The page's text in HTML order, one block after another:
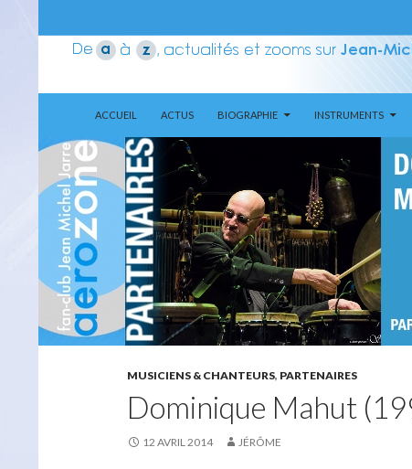
Aerozone JMJ
ACCUEIL
ACTUS BIOGRAPHIE INSTRUMENTS
MUSICIENS & CHANTEURS, PARTENAIRES
Dominique Mahut
12 AVRIL 2014 JÉRÔME